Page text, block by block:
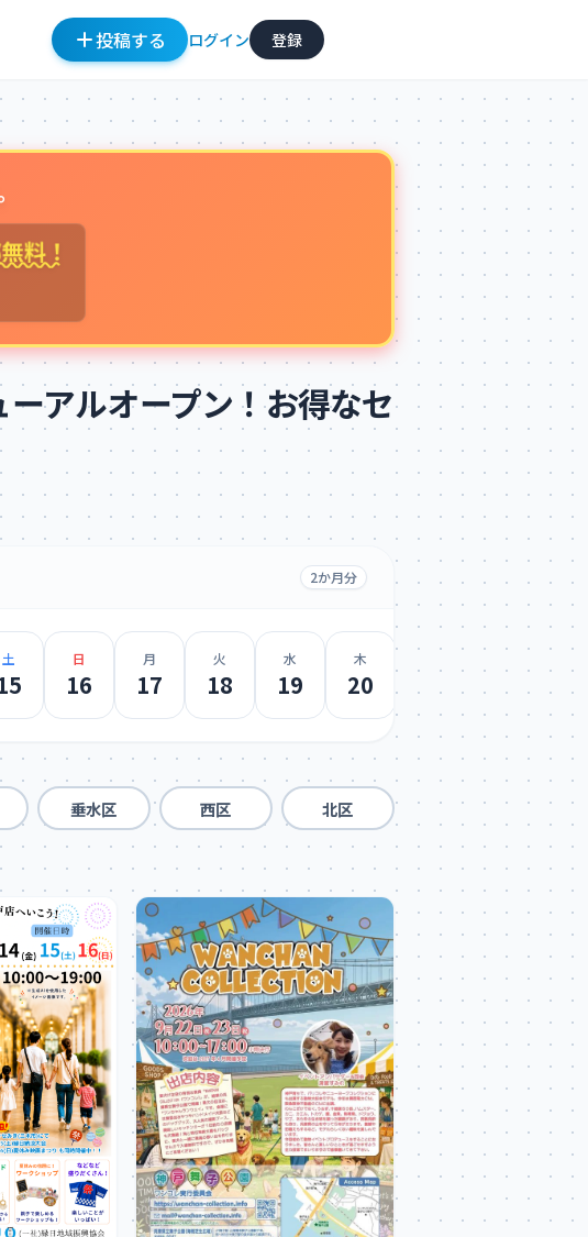
投稿する ログイン 登録
料！
アルオープン！お得なセ
2か月分
土 日
16
月
17
火
18
水
19
木
20 21 22 23
垂水区 西区 北区